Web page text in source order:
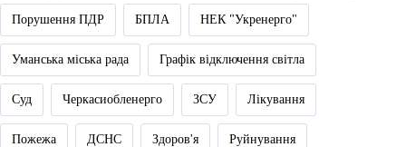
Порушення ПДР БПЛА НЕК "Укренерго"
Уманська міська рада Графік відключення світла
Суд Черкасиобленерго ЗСУ Лікування
Пожежа ДСНС Здоров'я Руйнування